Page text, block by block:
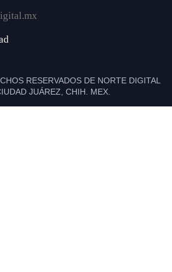
RESERVADOS DE NORTE DIGITAL
JUÁREZ, CHIH. MEX.